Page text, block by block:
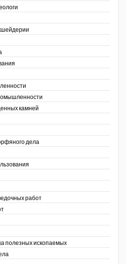
камней
дела
работ
полезных ископаемых